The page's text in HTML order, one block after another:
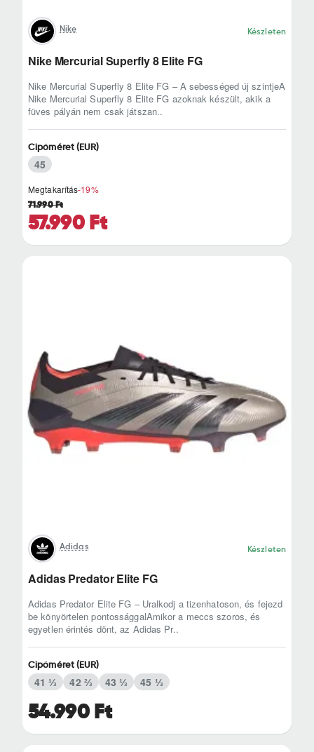
Nike Készleten
Nike Mercurial Superfly 8 Elite FG
Nike Mercurial Superfly 8 Elite FG – A sebességed új szintjeA
Nike Mercurial Superfly 8 Elite FG azoknak készült, akik a
füves pályán nem csak játszan..
Megtakarítás-19%
57.990 Ft
71.990 Ft
Cipőméret (EUR)
45
Adidas Készleten
Adidas Predator Elite FG
Adidas Predator Elite FG – Uralkodj a tizenhatoson, és fejezd
be könyörtelen pontossággalAmikor a meccs szoros, és
egyetlen érintés dönt, az Adidas Pr..
54.990 Ft
Cipőméret (EUR)
41 ⅓ 42 ⅔ 43 ⅓ 45 ⅓